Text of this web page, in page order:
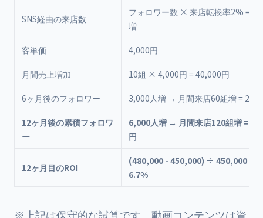
SNS経由の来店数
フォロワー数 × 来店転換率2% = 月
増
客単価 4,000円
月間売上増加 10組 × 4,000円 = 40,000円
6ヶ月後のフォロワー 3,000人増 → 月間来店60組増 =
12ヶ月後の累積フォロワ
ー
6,000人増 → 月間来店120組増 =
円
12ヶ月目のROI
(480,000 - 450,000) ÷ 450,000 ×
6.7%
※上記は保守的な試算です。動画コンテンツは資